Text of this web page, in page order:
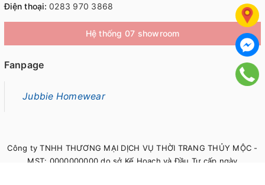
Điện thoại: 0283 970 3868
Hệ thống 07 showroom
Công ty TNHH THƯƠNG MẠI DỊCH VỤ THỜI TRANG THỦY MỘC -
MST: 0000000000 do sở Kế Hoạch và Đầu Tư cấp ngày
Fanpage
Jubbie Homewear